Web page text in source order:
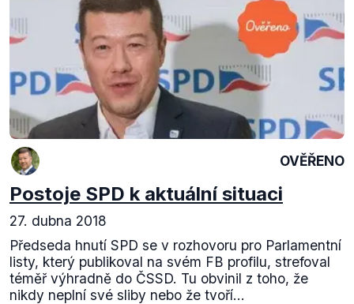
OVĚŘENO
Postoje SPD k aktuální situaci
27. dubna 2018
Předseda hnutí SPD se v rozhovoru pro Parlamentní
listy, který publikoval na svém FB profilu, strefoval
téměř výhradně do ČSSD. Tu obvinil z toho, že
nikdy neplní své sliby nebo že tvoří...